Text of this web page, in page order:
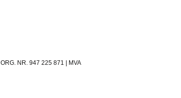
ORG. NR. 947 225 871 | MVA